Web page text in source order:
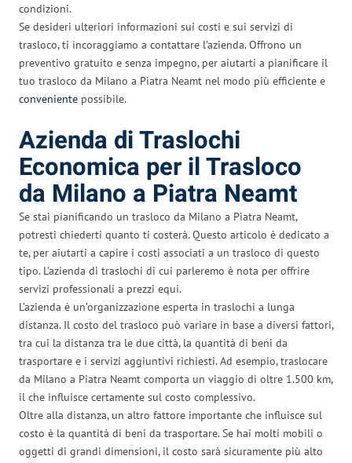
condizioni.
Se desideri ulteriori informazioni sui costi e sui servizi di
trasloco, ti incoraggiamo a contattare l’azienda. Offrono un
preventivo gratuito e senza impegno, per aiutarti a pianificare il
tuo trasloco da Milano a Piatra Neamt nel modo più efficiente e
conveniente possibile.
Azienda di Traslochi
Economica per il Trasloco
da Milano a Piatra Neamt
Se stai pianificando un trasloco da Milano a Piatra Neamt,
potresti chiederti quanto ti costerà. Questo articolo è dedicato a
te, per aiutarti a capire i costi associati a un trasloco di questo
tipo. L’azienda di traslochi di cui parleremo è nota per offrire
servizi professionali a prezzi equi.
L’azienda è un’organizzazione esperta in traslochi a lunga
distanza. Il costo del trasloco può variare in base a diversi fattori,
tra cui la distanza tra le due città, la quantità di beni da
trasportare e i servizi aggiuntivi richiesti. Ad esempio, traslocare
da Milano a Piatra Neamt comporta un viaggio di oltre 1.500 km,
il che influisce certamente sul costo complessivo.
Oltre alla distanza, un altro fattore importante che influisce sul
costo è la quantità di beni da trasportare. Se hai molti mobili o
oggetti di grandi dimensioni, il costo sarà sicuramente più alto